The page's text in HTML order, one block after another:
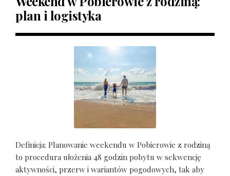
plan i logistyka
Definicja: Planowanie weekendu w Pobierowie z rodziną
to procedura ułożenia 48 godzin pobytu w sekwencję
aktywności, przerw i wariantów pogodowych, tak aby